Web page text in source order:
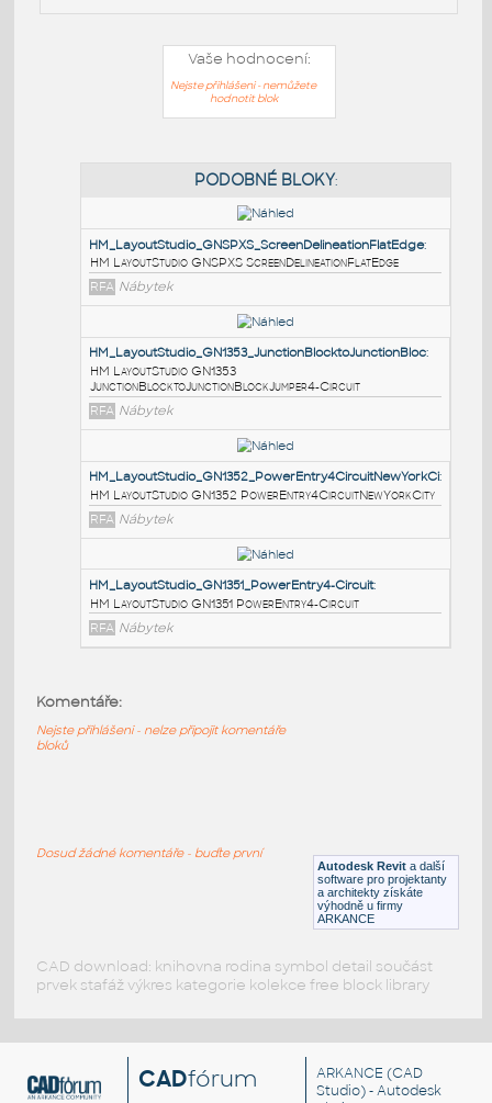
Vaše hodnocení:
Nejste přihlášeni - nemůžete
hodnotit blok
PODOBNÉ BLOKY
HM LayoutStudio GNSPXS ScreenDelineationFlatEdge
RFA Nábytek
HM LayoutStudio GN1353
JunctionBlocktoJunctionBlockJumper4-Circuit
RFA Nábytek
HM LayoutStudio GN1352
HM LayoutStudio GN1351 PowerEntry4-Circuit
Autodesk Revit a další
software pro projektanty
a architekty získáte
výhodně u firmy
ARKANCE
Komentáře:
Nejste přihlášeni - nelze připojit komentáře
bloků
Dosud žádné komentáře - buďte první
CAD download: knihovna rodina symbol detail součást
prvek stafáž výkres kategorie kolekce free block library
CADfórum ARKANCE (CAD
Studio) - Autodesk